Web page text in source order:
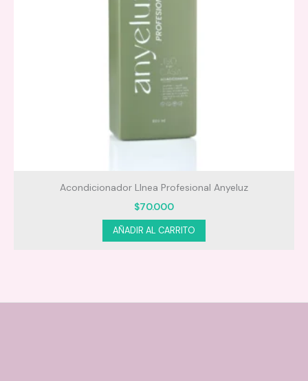
Acondicionador LInea Profesional Anyeluz
$70.000
AÑADIR AL CARRITO